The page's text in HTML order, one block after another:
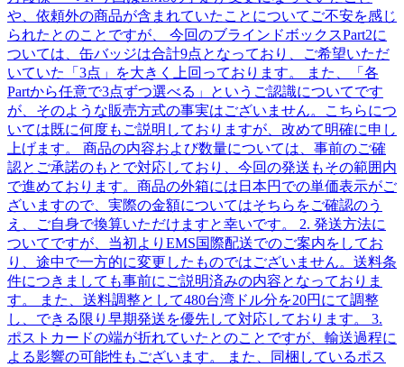
や、依頼外の商品が含まれていたことについてご不安を感じ
られたとのことですが、 今回のブラインドボックスPart2に
ついては、缶バッジは合計9点となっており、ご希望いただ
いていた「3点」を大きく上回っております。 また、「各
Partから任意で3点ずつ選べる」というご認識についてです
が、そのような販売方式の事実はございません。こちらにつ
いては既に何度もご説明しておりますが、改めて明確に申し
上げます。 商品の内容および数量については、事前のご確
認とご承諾のもとで対応しており、今回の発送もその範囲内
で進めております。商品の外箱には日本円での単価表示がご
ざいますので、実際の金額についてはそちらをご確認のう
え、ご自身で換算いただけますと幸いです。 2. 発送方法に
ついてですが、当初よりEMS国際配送でのご案内をしてお
り、途中で一方的に変更したものではございません。送料条
件につきましても事前にご説明済みの内容となっておりま
す。 また、送料調整として480台湾ドル分を20円にて調整
し、できる限り早期発送を優先して対応しております。 3.
ポストカードの端が折れていたとのことですが、輸送過程に
よる影響の可能性もございます。 また、同梱しているポス